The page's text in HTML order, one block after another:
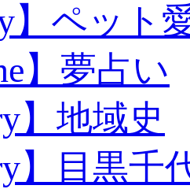
】ペット
】夢占い
】地域史
】目黒千